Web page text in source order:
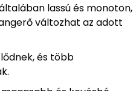
lassú és monoton,
változhat az adott
és több